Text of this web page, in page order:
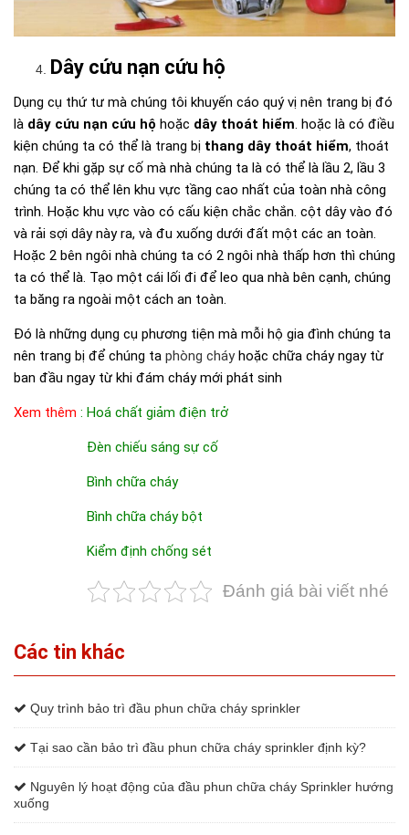
Dây cứu nạn cứu hộ
Dụng cụ thứ tư mà chúng tôi khuyến cáo quý vị nên trang bị đó
là dây cứu nạn cứu hộ hoặc dây thoát hiểm. hoặc là có điều
kiện chúng ta có thể là trang bị thang dây thoát hiểm, thoát
nạn. Để khi gặp sự cố mà nhà chúng ta là có thể là lầu 2, lầu 3
chúng ta có thể lên khu vực tầng cao nhất của toàn nhà công
trình. Hoặc khu vực vào có cấu kiện chắc chắn. cột dây vào đó
và rải sợi dây này ra, và đu xuống dưới đất một các an toàn.
Hoặc 2 bên ngôi nhà chúng ta có 2 ngôi nhà thấp hơn thì chúng
ta có thể là. Tạo một cái lối đi để leo qua nhà bên cạnh, chúng
ta băng ra ngoài một cách an toàn.
Đó là những dụng cụ phương tiện mà mỗi hộ gia đình chúng ta
nên trang bị để chúng ta phòng cháyhoặc chữa cháy ngay từ
ban đầu ngay từ khi đám cháy mới phát sinh
Xem thêm : Hoá chất giảm điện trở
Đèn chiếu sáng sự cố
Bình chữa cháy
Bình chữa cháy bột
Kiểm định chống sét
Đánh giá bài viết nhé
Các tin khác
Quy trình bảo trì đầu phun chữa cháy sprinkler
Tại sao cần bảo trì đầu phun chữa cháy sprinkler định kỳ?
Nguyên lý hoạt động của đầu phun chữa cháy Sprinkler hướng
xuống